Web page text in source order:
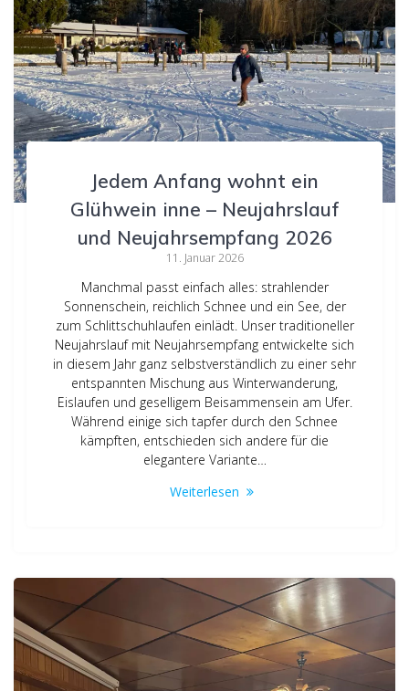
Jedem Anfang wohnt ein
Glühwein inne – Neujahrslauf
und Neujahrsempfang 2026
11. Januar 2026
Manchmal passt einfach alles: strahlender
Sonnenschein, reichlich Schnee und ein See, der
zum Schlittschuhlaufen einlädt. Unser traditioneller
Neujahrslauf mit Neujahrsempfang entwickelte sich
in diesem Jahr ganz selbstverständlich zu einer sehr
entspannten Mischung aus Winterwanderung,
Eislaufen und geselligem Beisammensein am Ufer.
Während einige sich tapfer durch den Schnee
kämpften, entschieden sich andere für die
elegantere Variante…
Weiterlesen